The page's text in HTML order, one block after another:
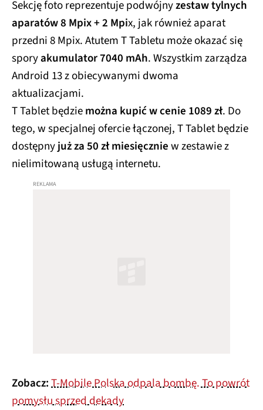
Sekcję foto reprezentuje podwójnyzestaw tylnych
aparatów 8 Mpix + 2 Mpix, jak również aparat
przedni 8 Mpix. Atutem T Tabletu może okazać się
sporyakumulator 7040 mAh. Wszystkim zarządza
Android 13 z obiecywanymi dwoma
aktualizacjami.
T Tablet będziemożna kupić w cenie 1089 zł. Do
tego, w specjalnej ofercie łączonej, T Tablet będzie
dostępnyjuż za 50 zł miesięczniew zestawie z
nielimitowaną usługą internetu.
Zobacz:T-Mobile Polska odpala bombę. To powrót
pomysłu sprzed dekady